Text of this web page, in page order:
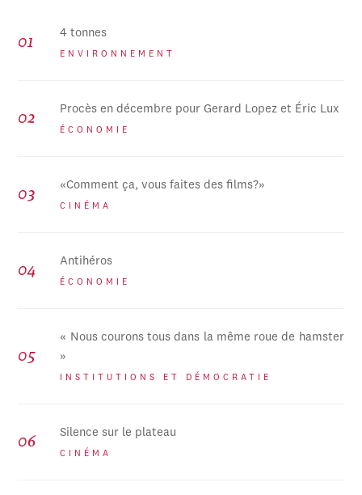
4 tonnes
ENVIRONNEMENT
Procès en décembre pour Gerard Lopez et Éric Lux
ÉCONOMIE
«Comment ça, vous faites des films?»
CINÉMA
Antihéros
ÉCONOMIE
« Nous courons tous dans la même roue de hamster
»
INSTITUTIONS ET DÉMOCRATIE
Silence sur le plateau
CINÉMA